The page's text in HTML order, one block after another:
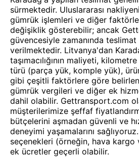
sürmektedir. Uluslararası
gümrük işlemleri ve diğer
değişiklik gösterebilir; ancak
güvencesiyle zamanında
verilmektedir. Litvanya'dan
taşımacılığının maliyeti,
türü (parça yük, komple yük),
gibi çeşitli faktörlere göre
gümrük vergileri ve diğer ek
dahil olabilir. Gettransport.com
müşterilerimize şeffaf
bütçelerini aşmadan güvenli ve
deneyimi yaşamalarını
seçenekleri (örneğin, hava
ek ücretler geçerli olabilir.